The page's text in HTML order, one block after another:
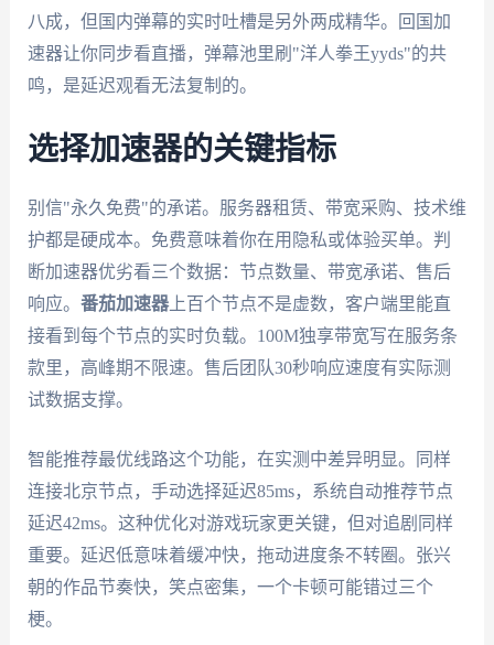
八成，但国内弹幕的实时吐槽是另外两成精华。回国加
速器让你同步看直播，弹幕池里刷"洋人拳王yyds"的共
鸣，是延迟观看无法复制的。
选择加速器的关键指标
别信"永久免费"的承诺。服务器租赁、带宽采购、技术维
护都是硬成本。免费意味着你在用隐私或体验买单。判
断加速器优劣看三个数据：节点数量、带宽承诺、售后
响应。 番茄加速器上百个节点不是虚数，客户端里能直
接看到每个节点的实时负载。100M独享带宽写在服务条
款里，高峰期不限速。售后团队30秒响应速度有实际测
试数据支撑。
智能推荐最优线路这个功能，在实测中差异明显。同样
连接北京节点，手动选择延迟85ms，系统自动推荐节点
延迟42ms。这种优化对游戏玩家更关键，但对追剧同样
重要。延迟低意味着缓冲快，拖动进度条不转圈。张兴
朝的作品节奏快，笑点密集，一个卡顿可能错过三个
梗。